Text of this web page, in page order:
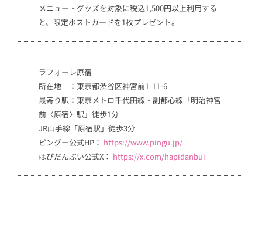
メニュー・グッズを対象に税込1,500円以上利用する
と、限定ポストカードを1枚プレゼント。
ラフォーレ原宿
所在地 ：東京都渋谷区神宮前1-11-6
最寄り駅：東京メトロ千代田線・副都心線「明治神宮
前〈原宿〉駅」徒歩1分
JR山手線「原宿駅」徒歩3分
ピングー公式HP： https://www.pingu.jp/
はぴだんぶい公式X： https://x.com/hapidanbui